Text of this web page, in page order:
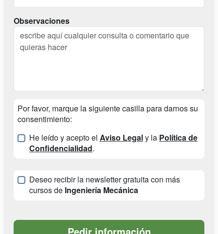
Observaciones
Por favor, marque la siguiente casilla para darnos su
consentimiento:
He leído y acepto el Aviso Legaly la Política de
Confidencialidad.
Deseo recibir la newsletter gratuita con más
cursos de Ingeniería Mecánica